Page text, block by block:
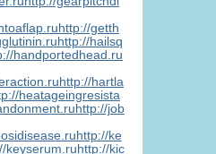
http://getth
http://hailsq
handportedhead.ru
http://hartla
heatageingresista
http://job
http://ke
keyserum.ruhttp://kic